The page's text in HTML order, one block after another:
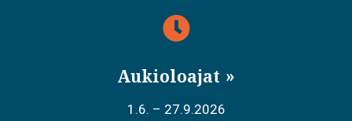
Aukioloajat
1.6. – 27.9.2026